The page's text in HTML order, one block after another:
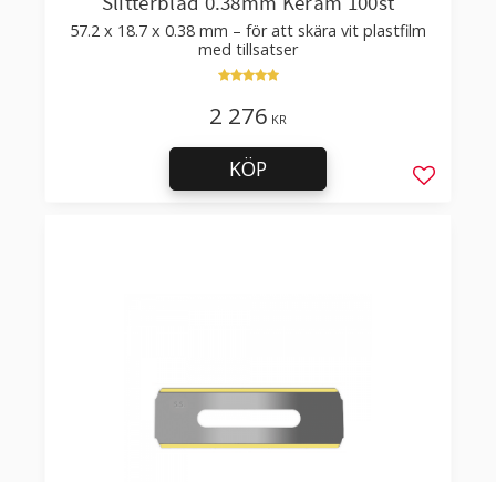
57.2 x 18.7 x 0.38 mm – för att skära vit plastfilm
med tillsatser
2 276 KR
Lägg till
KÖP